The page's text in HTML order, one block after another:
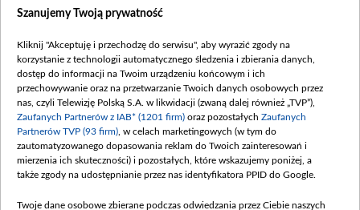
Dostępność
Procedura zgłoszeń wewnętrznych
Szanujemy Twoją prywatność
Kliknij "Akceptuję i przechodzę do serwisu", aby wyrazić zgody na
korzystanie z technologii automatycznego śledzenia i zbierania danych,
dostęp do informacji na Twoim urządzeniu końcowym i ich
przechowywanie oraz na przetwarzanie Twoich danych osobowych przez
nas, czyli Telewizję Polską S.A. w likwidacji (zwaną dalej również „TVP”),
Zaufanych Partnerów z IAB* (1201 firm) oraz pozostałych Zaufanych
Partnerów TVP (93 firm) , w celach marketingowych (w tym do
zautomatyzowanego dopasowania reklam do Twoich zainteresowań i
mierzenia ich skuteczności) i pozostałych, które wskazujemy poniżej, a
także zgody na udostępnianie przez nas identyfikatora PPID do Google.
Twoje dane osobowe zbierane podczas odwiedzania przez Ciebie naszych